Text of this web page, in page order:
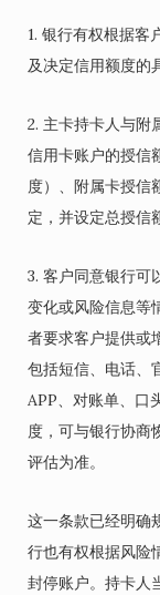
1. 银行有权根据客
及决定信用额度的
2. 主卡持卡人与附
信用卡账户的授信
度）、附属卡授信
定，并设定总授信
3. 客户同意银行可
变化或风险信息等
者要求客户提供或
包括短信、电话、
APP、对账单、口
度，可与银行协商
评估为准。
这一条款已经明确
行也有权根据风险
封停账户。持卡人